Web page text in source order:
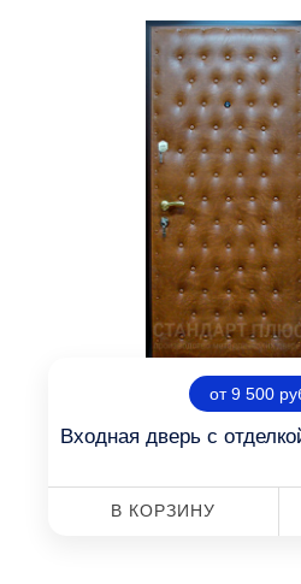
от 9 500
Входная дверь с
В КОРЗИНУ